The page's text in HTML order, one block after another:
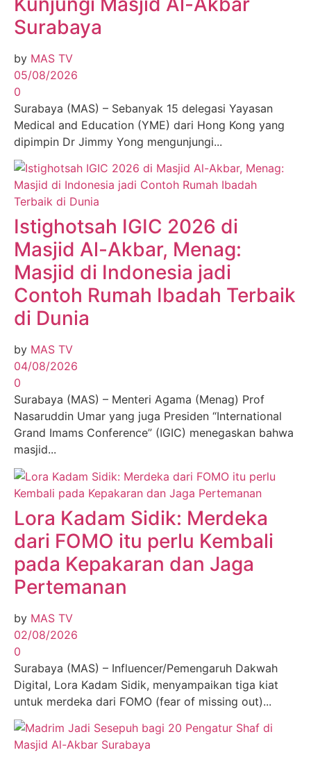
Surabaya
by MAS TV
05/08/2026
0
Surabaya (MAS) – Sebanyak 15 delegasi Yayasan
Medical and Education (YME) dari Hong Kong yang
dipimpin Dr Jimmy Yong mengunjungi...
Istighotsah IGIC 2026 di
Masjid Al-Akbar, Menag:
Masjid di Indonesia jadi
Contoh Rumah Ibadah Terbaik
di Dunia
by MAS TV
04/08/2026
0
Surabaya (MAS) – Menteri Agama (Menag) Prof
Nasaruddin Umar yang juga Presiden “International
Grand Imams Conference” (IGIC) menegaskan bahwa
masjid...
Lora Kadam Sidik: Merdeka
dari FOMO itu perlu Kembali
pada Kepakaran dan Jaga
Pertemanan
by MAS TV
02/08/2026
0
Surabaya (MAS) – Influencer/Pemengaruh Dakwah
Digital, Lora Kadam Sidik, menyampaikan tiga kiat
untuk merdeka dari FOMO (fear of missing out)...